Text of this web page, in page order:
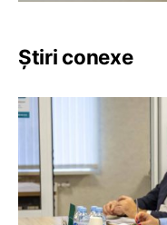
Știri conexe